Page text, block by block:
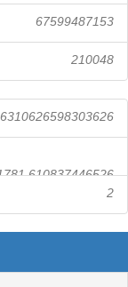
67599487153
210048
6310626598303626
2